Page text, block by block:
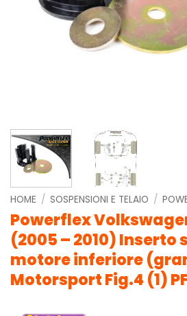
HOME / SOSPENSIONI E TELAIO /
Powerflex
(2005 – 2010) Inserto
motore inferiore
Motorsport Fig.4 (1)